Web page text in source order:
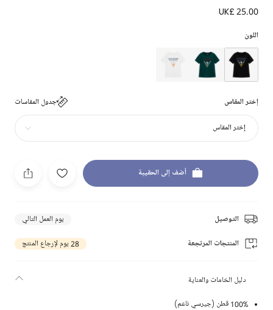
UK£ 25.00
اللون
إختر المقاس جدول المقاسات
إختر المقاس
أضف إلى الحقيبة
التوصيل يوم العمل التالي
المنتجات المرتجعة 28 يوم لإرجاع المنتج
دليل الخامات والعناية
100% قطن (جيرسي ناعم)